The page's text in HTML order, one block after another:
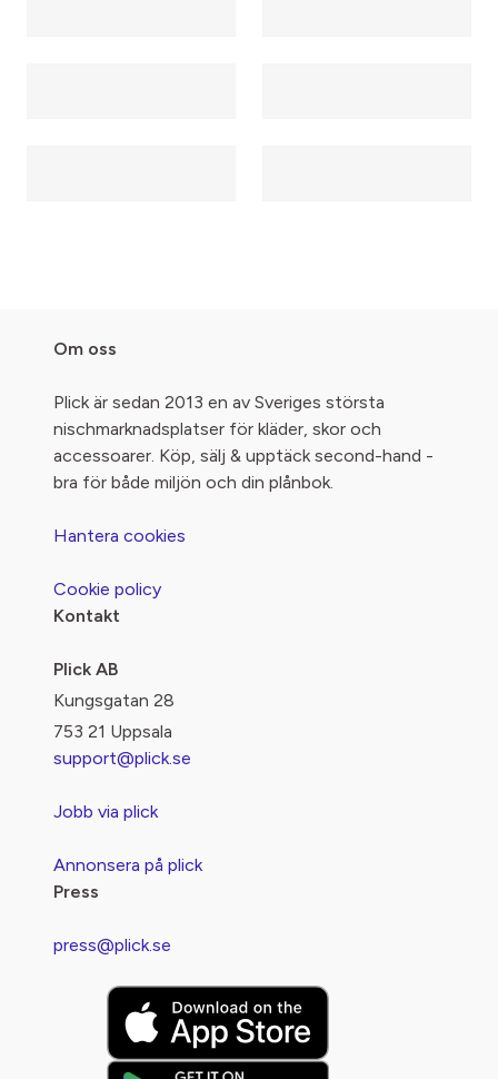
Om oss
Plick är sedan 2013 en av Sveriges största
nischmarknadsplatser för kläder, skor och
accessoarer. Köp, sälj & upptäck second-hand -
bra för både miljön och din plånbok.
Hantera cookies
Cookie policy
Kontakt
Plick AB
Kungsgatan 28
753 21 Uppsala
support@plick.se
Jobb via plick
Annonsera på plick
Press
press@plick.se